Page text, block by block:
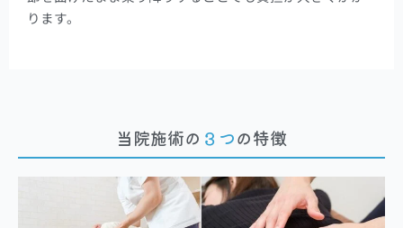
ります。
当院施術の ３つの特徴